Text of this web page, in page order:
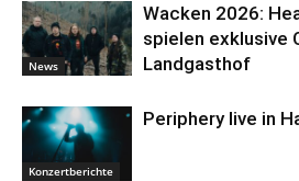
News
Wacken 2026:
spielen exklusive
Landgasthof
Konzertberichte
Periphery live in